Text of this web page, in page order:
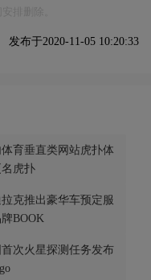
发布于2020-11-05 10:20:33
体育垂直类网站虎扑体
名虎扑
克推出豪华车预定服
BOOK
首次火星探测任务发布